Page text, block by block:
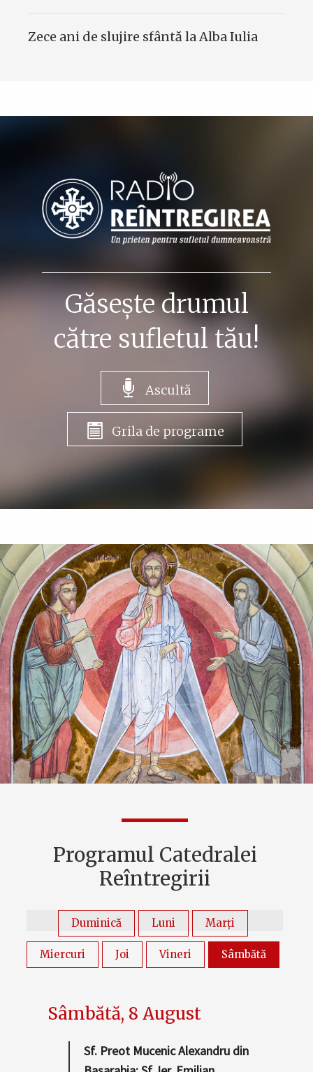
Zece ani de slujire sfântă la Alba Iulia
Găsește drumul
către sufletul tău!
Ascultă
Grila de programe
Programul Catedralei
Reîntregirii
Sâmbătă, 8 August
Sf. Preot Mucenic Alexandru din